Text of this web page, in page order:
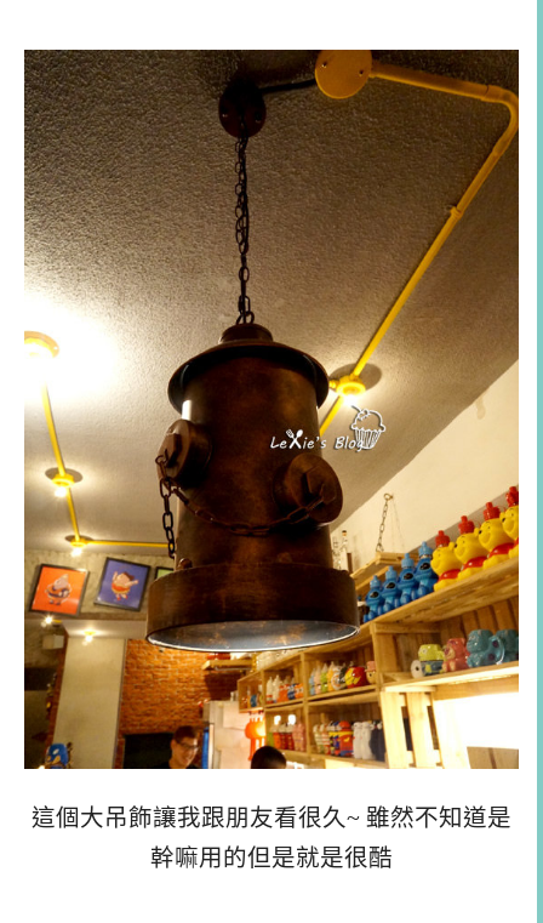
這個大吊飾讓我跟朋友看很久~ 雖然不知道是
幹嘛用的但是就是很酷